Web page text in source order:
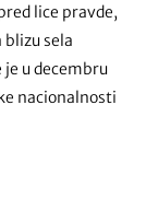
lice pravde,
sela
je u decembru
nacionalnosti